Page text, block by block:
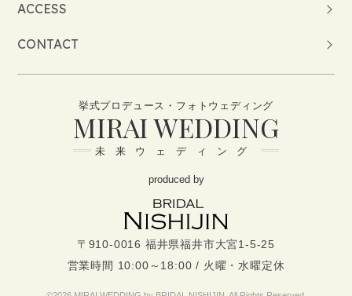
ACCESS
CONTACT
挙式プロデュース・フォトウェディング
MIRAI WEDDING
未来ウェディング
produced by
〒910-0016 福井県福井市大宮1-5-25
営業時間 10:00～18:00 / 火曜・水曜定休